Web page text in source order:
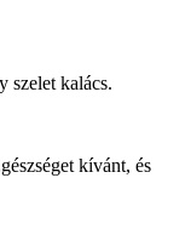
szelet kalács.
kívánt, és